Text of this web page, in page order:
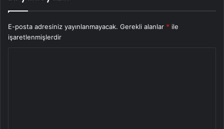
E-posta adresiniz yayınlanmayacak. Gerekli alanlar * ile
işaretlenmişlerdir